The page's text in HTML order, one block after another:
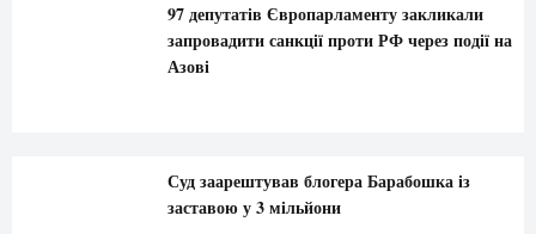
97 депутатів Європарламенту закликали
запровадити санкції проти РФ через події на
Азові
Суд заарештував блогера Барабошка із
заставою у 3 мільйони